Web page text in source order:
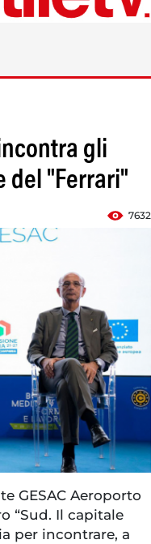
gli
del "Ferrari"
7632
GESAC Aeroporto
“Sud. Il capitale
per incontrare, a